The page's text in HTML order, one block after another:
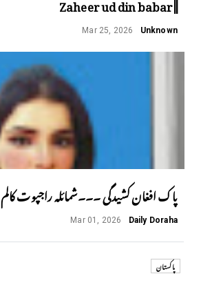
Unknown
Mar 25, 2026
پاک افغان کشیدگی ۔۔۔شمائلہ راجپوت کالم
Daily Doraha
Mar 01, 2026
پاکستان